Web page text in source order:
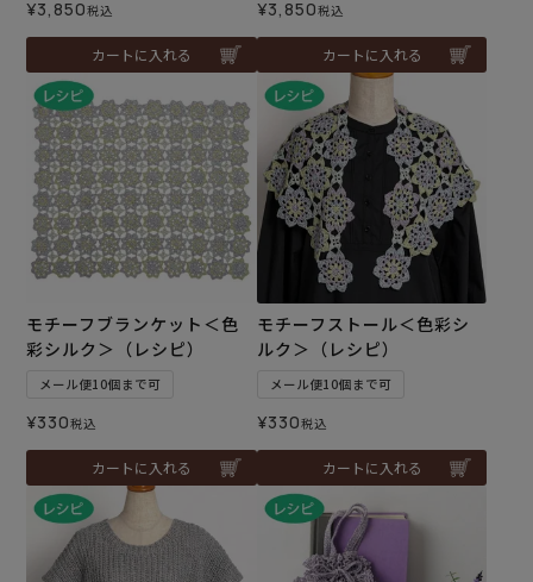
¥3,850税込
カートに入れる
¥3,850税込
カートに入れる
モチーフブランケット＜色
彩シルク＞（レシピ）
メール便10個まで可
¥330税込
カートに入れる
モチーフストール＜色彩シ
ルク＞（レシピ）
メール便10個まで可
¥330税込
カートに入れる